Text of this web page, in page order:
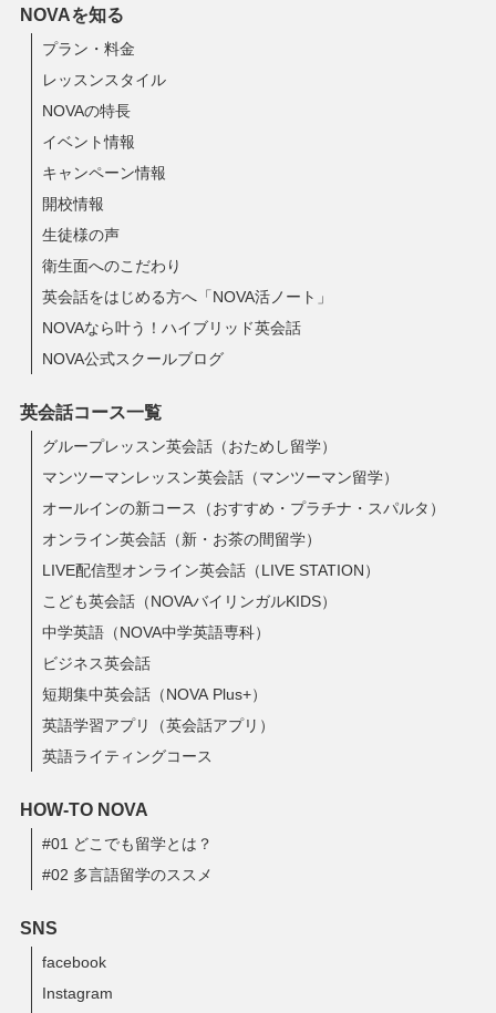
NOVAを知る
プラン・料金
レッスンスタイル
NOVAの特長
イベント情報
キャンペーン情報
開校情報
生徒様の声
衛生面へのこだわり
英会話をはじめる方へ「NOVA活ノート」
NOVAなら叶う！ハイブリッド英会話
NOVA公式スクールブログ
英会話コース一覧
グループレッスン英会話（おためし留学）
マンツーマンレッスン英会話（マンツーマン留学）
オールインの新コース（おすすめ・プラチナ・スパルタ）
オンライン英会話（新・お茶の間留学）
LIVE配信型オンライン英会話（LIVE STATION）
こども英会話（NOVAバイリンガルKIDS）
中学英語（NOVA中学英語専科）
ビジネス英会話
短期集中英会話（NOVA Plus+）
英語学習アプリ（英会話アプリ）
英語ライティングコース
HOW-TO NOVA
#01 どこでも留学とは？
#02 多言語留学のススメ
SNS
facebook
Instagram